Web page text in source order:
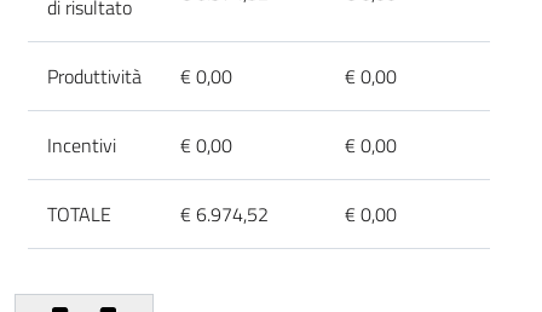
di risultato
Produttività € 0,00 € 0,00
Incentivi € 0,00 € 0,00
TOTALE € 6.974,52 € 0,00